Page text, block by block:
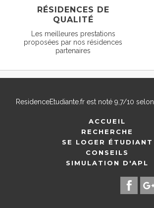
RÉSIDENCES DE
QUALITÉ
Les meilleures prestations
proposées par nos résidences
partenaires
ResidenceEtudiante.frest noté 9,7/10 selon
ACCUEIL
RECHERCHE
SE LOGER ÉTUDIANT
CONSEILS
SIMULATION D'APL